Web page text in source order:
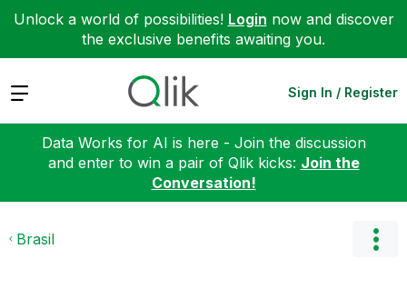
Unlock a world of possibilities! Login now and discover
the exclusive benefits awaiting you.
Expand Sign In / Register
Data Works for AI is here - Join the discussion
and enter to win a pair of Qlik kicks: Join the
Conversation!
Brasil